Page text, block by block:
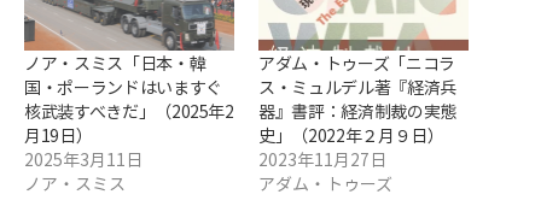
ノア・スミス「日本・韓
国・ポーランドはいますぐ
核武装すべきだ」（2025年2
月19日）
2025年3月11日
ノア・スミス
アダム・トゥーズ「ニコラ
ス・ミュルデル著『経済兵
器』書評：経済制裁の実態
史」（2022年２月９日）
2023年11月27日
アダム・トゥーズ